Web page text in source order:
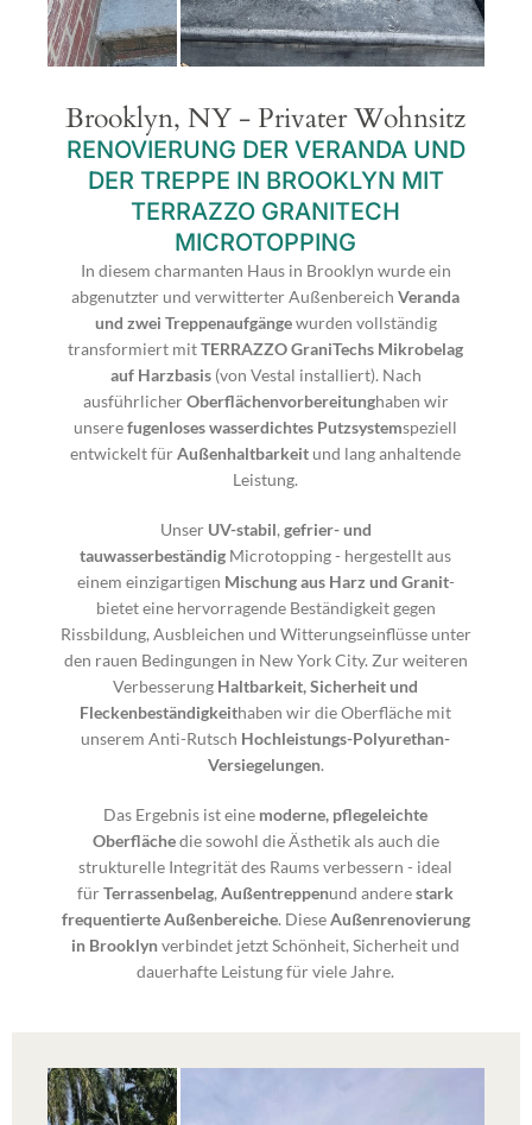
Brooklyn, NY - Privater Wohnsitz
RENOVIERUNG DER VERANDA UND
DER TREPPE IN BROOKLYN MIT
TERRAZZO GRANITECH
MICROTOPPING
In diesem charmanten Haus in Brooklyn wurde ein
abgenutzter und verwitterter AußenbereichVeranda
und zwei Treppenaufgängewurden vollständig
transformiert mitTERRAZZO GraniTechs Mikrobelag
auf Harzbasis (von Vestal installiert). Nach
ausführlicherOberflächenvorbereitunghaben wir
unserefugenloses wasserdichtes Putzsystemspeziell
entwickelt fürAußenhaltbarkeit und lang anhaltende
Leistung.
Unser UV-stabil, gefrier- und
tauwasserbeständig Microtopping - hergestellt aus
einem einzigartigen Mischung aus Harz und Granit-
bietet eine hervorragende Beständigkeit gegen
Rissbildung, Ausbleichen und Witterungseinflüsse unter
den rauen Bedingungen in New York City. Zur weiteren
Verbesserung Haltbarkeit, Sicherheit und
Fleckenbeständigkeithaben wir die Oberfläche mit
unserem Anti-Rutsch Hochleistungs-Polyurethan-
Versiegelungen.
Das Ergebnis ist eine moderne, pflegeleichte
Oberflächedie sowohl die Ästhetik als auch die
strukturelle Integrität des Raums verbessern - ideal
fürTerrassenbelag,Außentreppenund anderestark
frequentierte Außenbereiche. DieseAußenrenovierung
in Brooklynverbindet jetzt Schönheit, Sicherheit und
dauerhafte Leistung für viele Jahre.